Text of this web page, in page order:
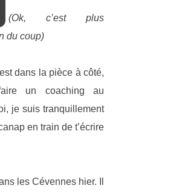
(Ok, c’est plus
du coup)
dans la pièce à côté,
un coaching au
je suis tranquillement
en train de t’écrire
les Cévennes hier. Il